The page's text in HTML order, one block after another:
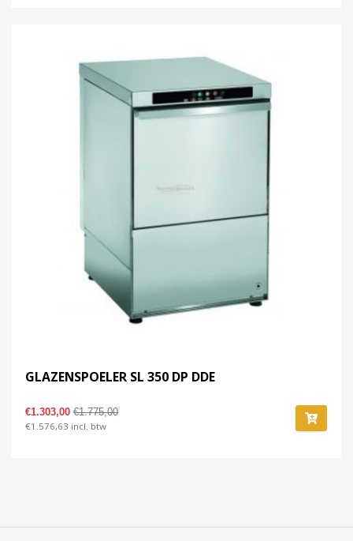
GLAZENSPOELER SL 350 DP DDE
€1.303,00€1.775,00
€1.576,63 incl. btw